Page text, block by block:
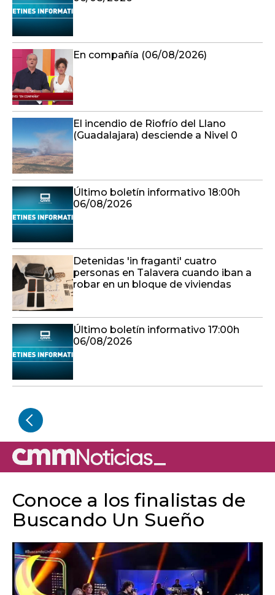
El incendio de Riofrío del Llano
Último boletín informativo 18:00h
06/08/2026
Detenidas 'in fraganti' cuatro
personas en Talavera cuando iban a
Último boletín informativo 17:00h
06/08/2026
Conoce a los finalistas de
Buscando Un Sueño